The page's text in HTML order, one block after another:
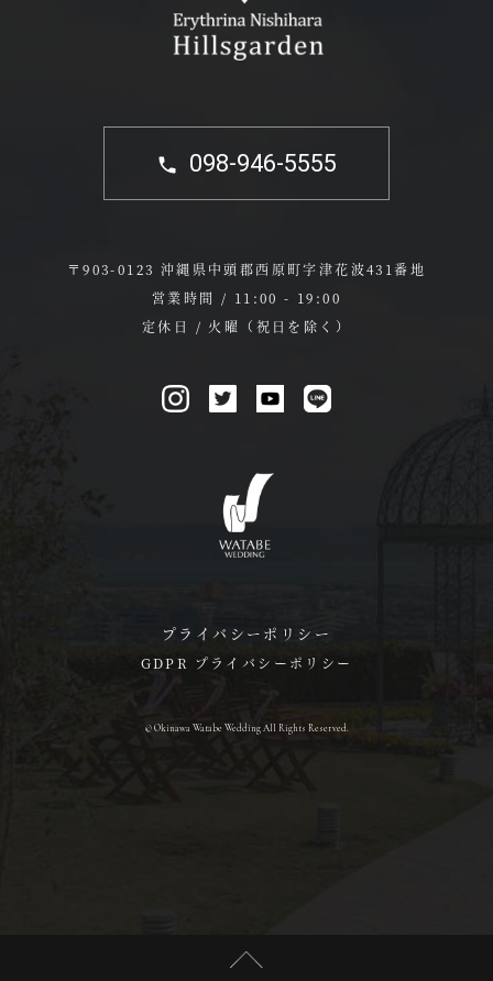
098-946-5555
〒903-0123 沖縄県中頭郡西原町字津花波431番地
営業時間 / 11:00 - 19:00
定休日 / 火曜（祝日を除く）
プライバシーポリシー
GDPR プライバシーポリシー
© Okinawa Watabe Wedding All Rights Reserved.